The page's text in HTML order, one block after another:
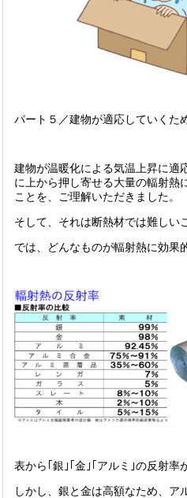
パート５／建物が適応していくた
建物が温暖化による気温上昇に適
に上から押し寄せる大量の輻射熱
ことを、ご理解いただきました。
そして、それは断熱材では難しい
では、どんなものが輻射熱に効果
表から｢銀｣｢金｣｢アルミ｣の反射率
しかし、銀と金は高額なため、ア